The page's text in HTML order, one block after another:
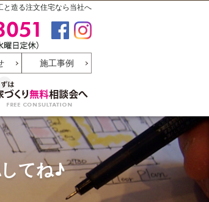
てね♪
と造る注文住宅なら当社へ
0463-26-3051
施工事例